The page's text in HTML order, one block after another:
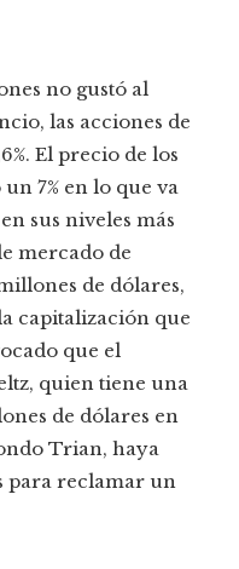
no gustó al
las acciones de
El precio de los
7% en lo que va
sus niveles más
mercado de
de dólares,
capitalización que
que el
quien tiene una
de dólares en
Trian, haya
para reclamar un